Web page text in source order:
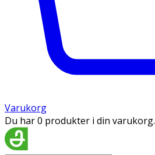
Varukorg
Du har 0 produkter i din varukorg.